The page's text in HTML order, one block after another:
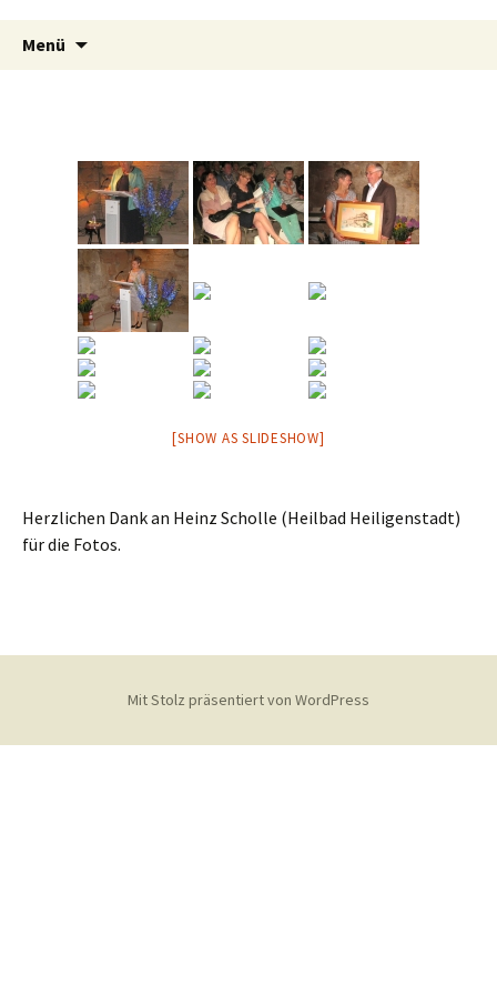
Inhalt
springen
Menü
[SHOW AS SLIDESHOW]
Herzlichen Dank an Heinz Scholle (Heilbad Heiligenstadt)
für die Fotos.
Mit Stolz präsentiert von WordPress